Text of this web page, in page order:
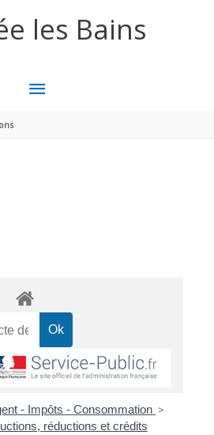
les Bains
MENU
- Impôts - Consommation >
réductions et crédits